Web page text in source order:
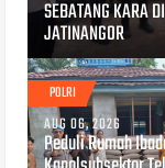
SEBATANG KARA DI
JATINANGOR
POLRI
AUG 06, 2026
Peduli Rumah